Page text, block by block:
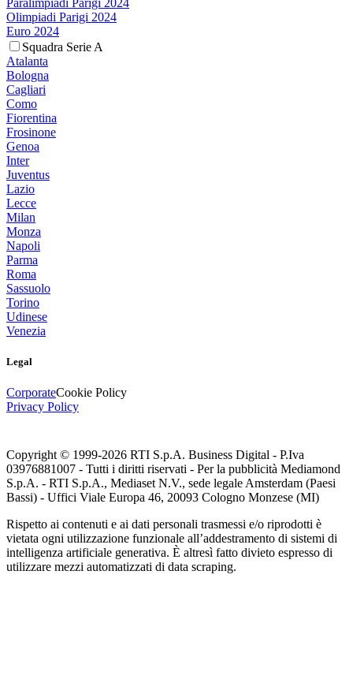
Olimpiadi Parigi 2024
Euro 2024
Squadra Serie A
Atalanta
Bologna
Cagliari
Como
Fiorentina
Frosinone
Genoa
Inter
Juventus
Lazio
Lecce
Milan
Monza
Napoli
Parma
Roma
Sassuolo
Torino
Udinese
Venezia
Legal
CorporateCookie Policy
Privacy Policy
Copyright © 1999-2026 RTI S.p.A. Business Digital - P.Iva
03976881007 - Tutti i diritti riservati - Per la pubblicità Mediamond
S.p.A. - RTI S.p.A., Mediaset N.V., sede legale Amsterdam (Paesi
Bassi) - Uffici Viale Europa 46, 20093 Cologno Monzese (MI)
Rispetto ai contenuti e ai dati personali trasmessi e/o riprodotti è
vietata ogni utilizzazione funzionale all’addestramento di sistemi di
intelligenza artificiale generativa. È altresì fatto divieto espresso di
utilizzare mezzi automatizzati di data scraping.